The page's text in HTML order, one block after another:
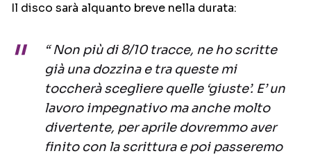
Il disco sarà alquanto breve nella durata:
“ Non più di 8/10 tracce, ne ho scritte
già una dozzina e tra queste mi
toccherà scegliere quelle ‘giuste’. E’ un
lavoro impegnativo ma anche molto
divertente, per aprile dovremmo aver
finito con la scrittura e poi passeremo